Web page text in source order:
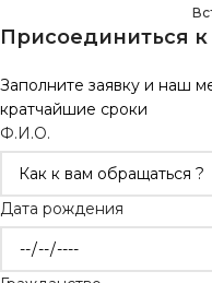
Присоединиться
Заполните заявку и наш
кратчайшие сроки
Ф.И.О.
Дата рождения